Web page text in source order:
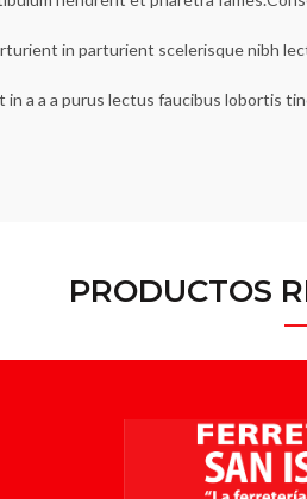
in parturient scelerisque nibh
in a a a purus lectus faucibus
PRODUCTOS